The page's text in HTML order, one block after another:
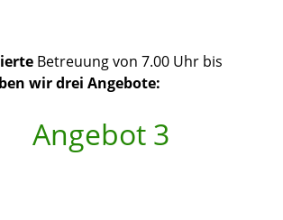
Betreuung von 7.00 Uhr bis
wir drei Angebote:
Angebot 3